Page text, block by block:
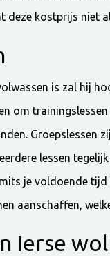
deze kostprijs niet
is zal hij
om
Groepslessen
lessen
je voldoende
aanschaffen,
Ierse